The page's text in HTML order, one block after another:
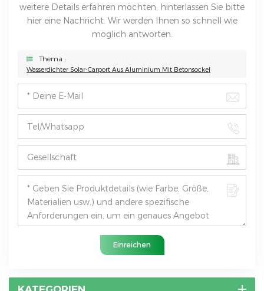
weitere Details erfahren möchten, hinterlassen Sie bitte
hier eine Nachricht. Wir werden Ihnen so schnell wie
möglich antworten.
Thema :
Wasserdichter Solar-Carport Aus Aluminium Mit Betonsockel
Einreichen